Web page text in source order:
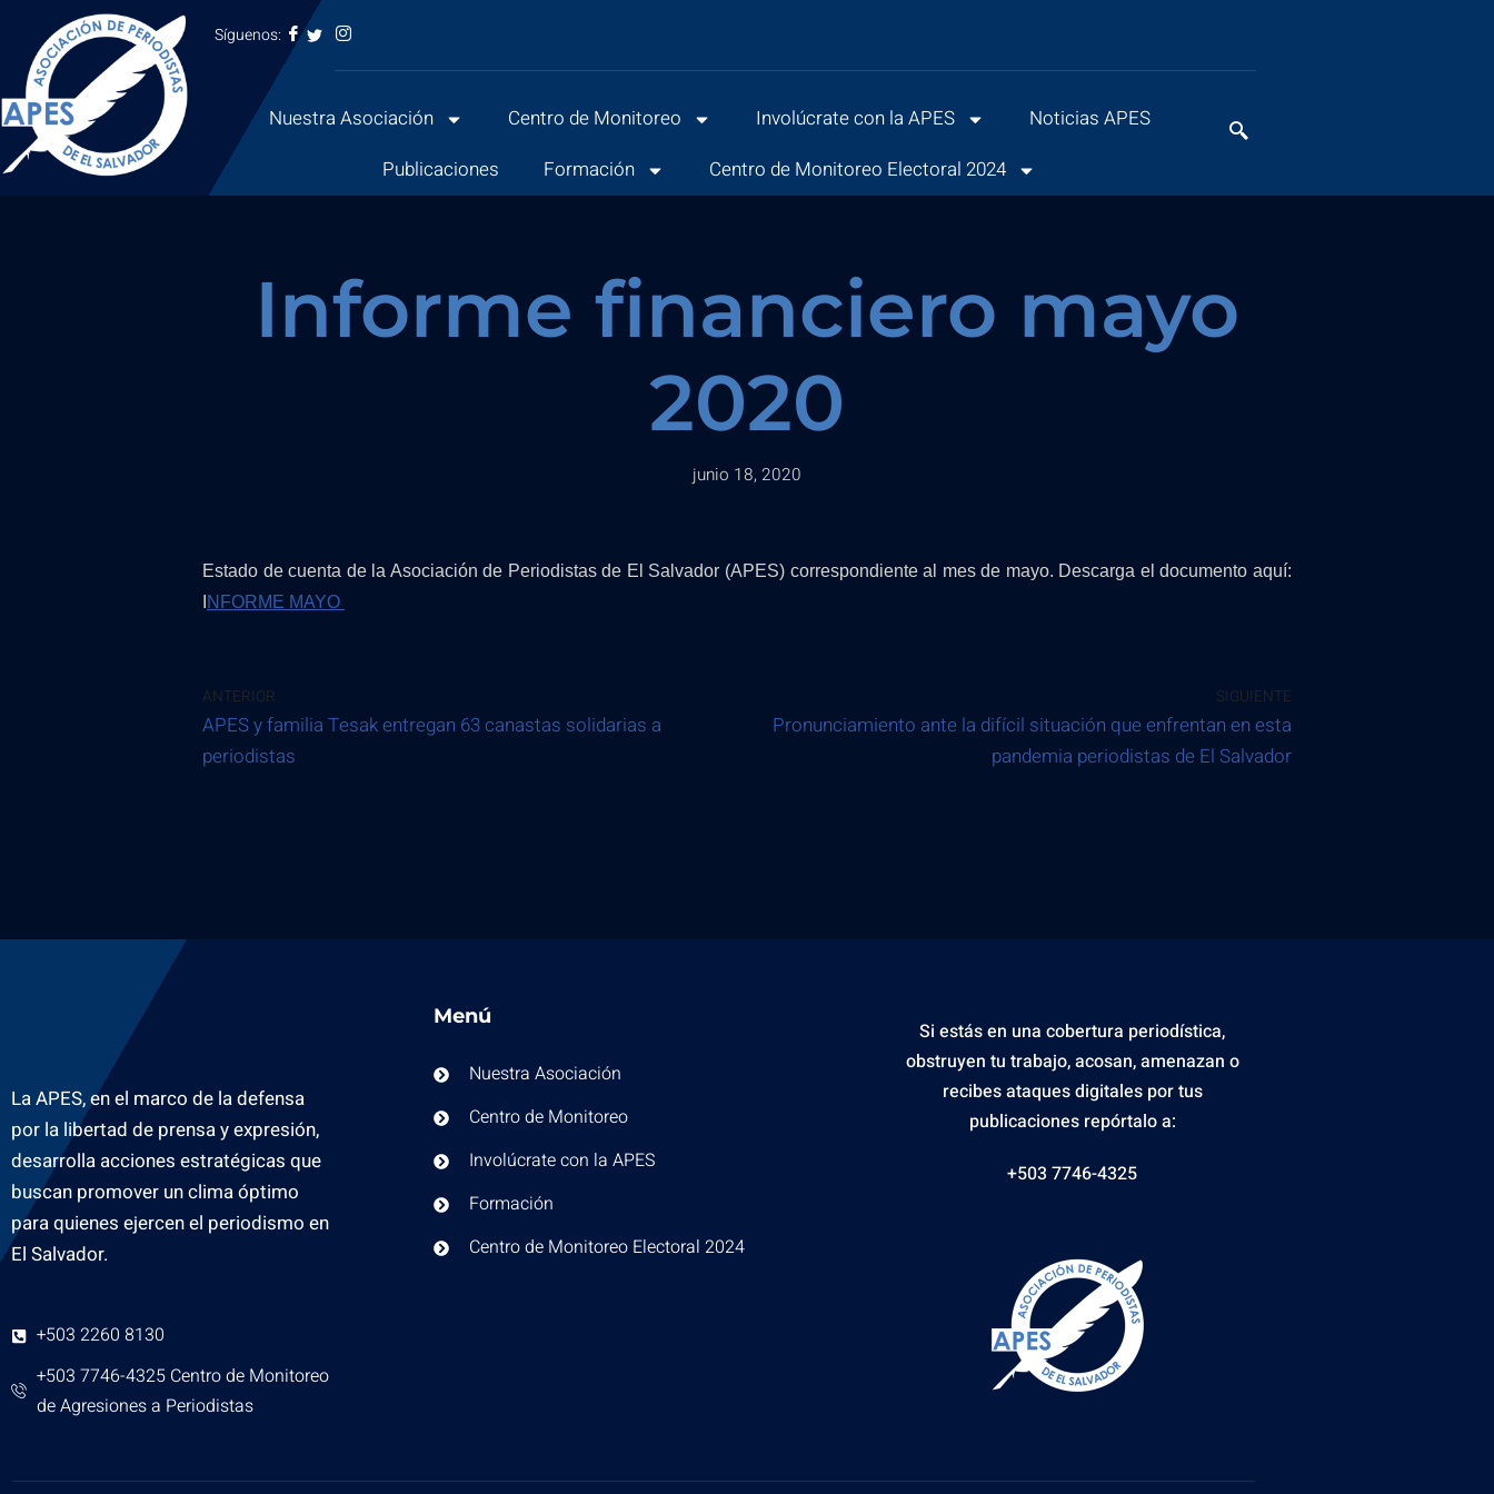
Saltar
al
contenido
Síguenos:
Nuestra Asociación Centro de Monitoreo Involúcrate con la APES
Noticias APES
Publicaciones
Formación Centro de Monitoreo Electoral 2024
Informe financiero mayo
2020
junio 18, 2020
Estado de cuenta de la Asociación de Periodistas de El Salvador (APES) correspondiente al mes de mayo. Descarga el documento aquí:
NFORME MAYO
ANTERIOR
APES y familia Tesak entregan 63 canastas solidarias a
periodistas
SIGUIENTE
Pronunciamiento ante la difícil situación que enfrentan en esta
pandemia periodistas de El Salvador
La APES, en el marco de la defensa
por la libertad de prensa y expresión,
desarrolla acciones estratégicas que
buscan promover un clima óptimo
para quienes ejercen el periodismo en
El Salvador.
+503 2260 8130
+503 7746-4325 Centro de Monitoreo
de Agresiones a Periodistas
Menú
Nuestra Asociación
Centro de Monitoreo
Involúcrate con la APES
Formación
Centro de Monitoreo Electoral 2024
Si estás en una cobertura periodística,
obstruyen tu trabajo, acosan, amenazan o
recibes ataques digitales por tus
publicaciones repórtalo a:
+503 7746-4325